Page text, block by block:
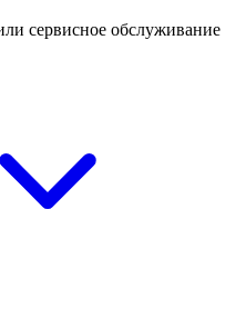
сервисное обслуживание